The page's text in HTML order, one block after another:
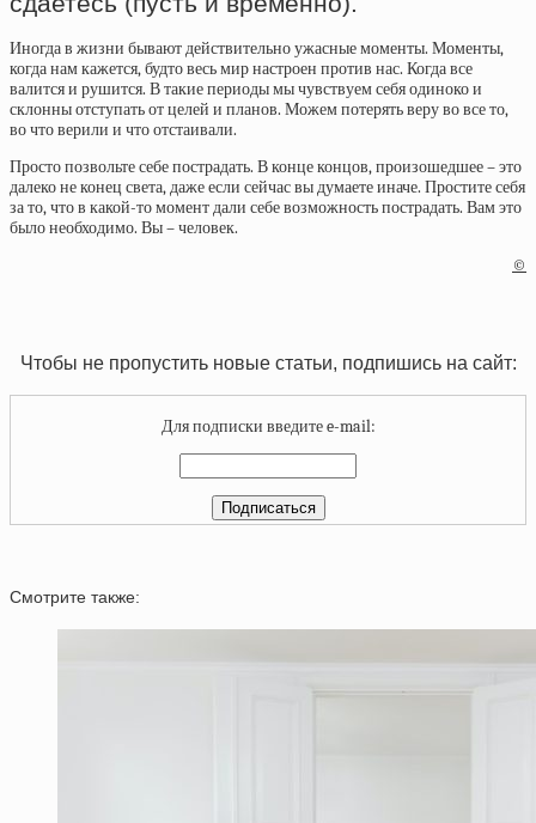
Иногда в жизни бывают действительно ужасные моменты. Моменты,
когда нам кажется, будто весь мир настроен против нас. Когда все
валится и рушится. В такие периоды мы чувствуем себя одиноко и
склонны отступать от целей и планов. Можем потерять веру во все то,
во что верили и что отстаивали.
Просто позвольте себе пострадать. В конце концов, произошедшее – это
далеко не конец света, даже если сейчас вы думаете иначе. Простите себя
за то, что в какой-то момент дали себе возможность пострадать. Вам это
было необходимо. Вы – человек.
©
Чтобы не пропустить новые статьи, подпишись на сайт:
Для подписки введите e-mail:
Смотрите также: